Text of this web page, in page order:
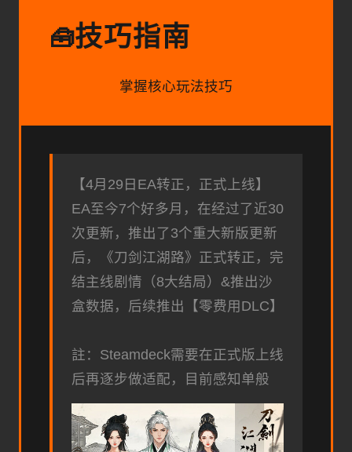
🧰技巧指南
掌握核心玩法技巧
【4月29日EA转正，正式上线】
EA至今7个好多月，在经过了近30
次更新，推出了3个重大新版更新
后，《刀剑江湖路》正式转正，完
结主线剧情（8大结局）&推出沙
盒数据，后续推出【零费用DLC】
註：Steamdeck需要在正式版上线
后再逐步做适配，目前感知单般